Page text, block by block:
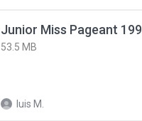
53.5 MB
luis M.